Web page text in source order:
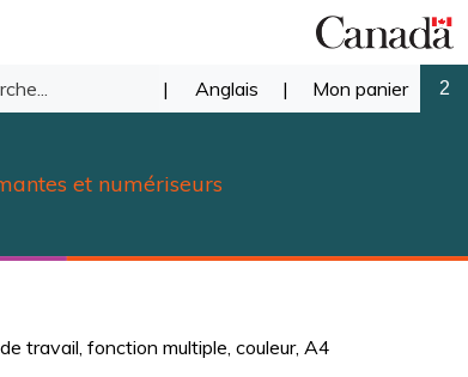
Recherche
notre
| Anglais | Mon panier 2
et numériseurs
travail, fonction multiple, couleur, A4